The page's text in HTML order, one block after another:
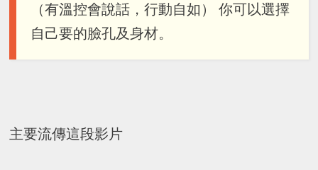
（有溫控會說話，行動自如） 你可以選擇
自己要的臉孔及身材。
主要流傳這段影片